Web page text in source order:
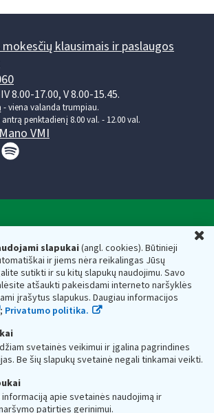
slapukai(angl. cookies). Būtinieji
ir jiems nėra reikalingas Jūsų
sutikti ir su kitų slapukų naudojimu. Savo
atšaukti pakeisdami interneto naršyklės
įrašytus slapukus. Daugiau informacijos
; Privatumo politika.
svetainės veikimui ir įgalina pagrindines
Be šių slapukų svetainė negali tinkamai veikti.
apie svetainės naudojimą ir
patirties gerinimui.
klausimais ir paslaugos
8.00-17.00, V 8.00-15.45.
- viena valanda trumpiau.
penktadienį 8.00 val. - 12.00 val.
Mano VMI
ministerijos
asmens kodas — 188659752,
osios g. 14, 01107 Vilnius, Lietuva, el.paštas:
dėžutės adresas 188659752
mokesčių inspekciją prie Lietuvos
ministerijos kaupiami ir saugomi Juridinių